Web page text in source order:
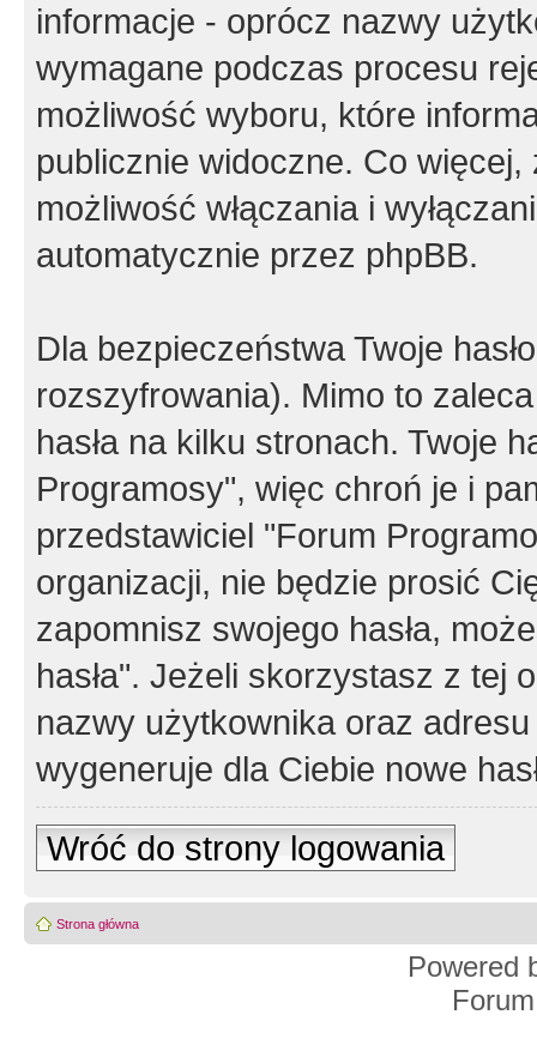
informacje - oprócz nazwy
wymagane podczas procesu
możliwość wyboru, które
publicznie widoczne. Co
możliwość włączania i
automatycznie przez phpBB.
Dla bezpieczeństwa Twoje
rozszyfrowania). Mimo to
hasła na kilku stronach. Twoje
Programosy", więc chroń je i
przedstawiciel "Forum
organizacji, nie będzie prosić
zapomnisz swojego hasła,
hasła". Jeżeli skorzystasz z tej
nazwy użytkownika oraz
wygeneruje dla Ciebie nowe
Wróć do strony logowania
Strona główna
Powered